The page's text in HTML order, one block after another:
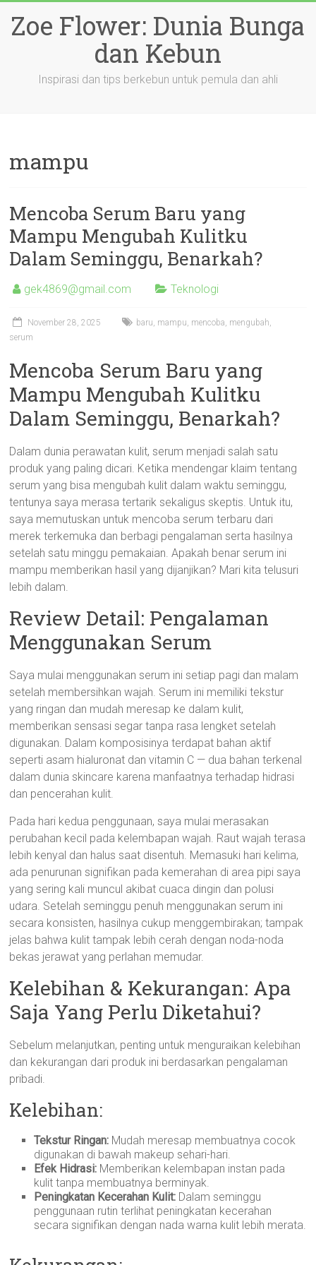
content
Zoe Flower: Dunia Bunga
dan Kebun
Inspirasi dan tips berkebun untuk pemula dan ahli
mampu
Mencoba Serum Baru yang
Mampu Mengubah Kulitku
Dalam Seminggu, Benarkah?
gek4869@gmail.com Teknologi
November 28, 2025 baru, mampu, mencoba, mengubah,
serum
Mencoba Serum Baru yang
Mampu Mengubah Kulitku
Dalam Seminggu, Benarkah?
Dalam dunia perawatan kulit, serum menjadi salah satu
produk yang paling dicari. Ketika mendengar klaim tentang
serum yang bisa mengubah kulit dalam waktu seminggu,
tentunya saya merasa tertarik sekaligus skeptis. Untuk itu,
saya memutuskan untuk mencoba serum terbaru dari
merek terkemuka dan berbagi pengalaman serta hasilnya
setelah satu minggu pemakaian. Apakah benar serum ini
mampu memberikan hasil yang dijanjikan? Mari kita telusuri
lebih dalam.
Review Detail: Pengalaman
Menggunakan Serum
Saya mulai menggunakan serum ini setiap pagi dan malam
setelah membersihkan wajah. Serum ini memiliki tekstur
yang ringan dan mudah meresap ke dalam kulit,
memberikan sensasi segar tanpa rasa lengket setelah
digunakan. Dalam komposisinya terdapat bahan aktif
seperti asam hialuronat dan vitamin C — dua bahan terkenal
dalam dunia skincare karena manfaatnya terhadap hidrasi
dan pencerahan kulit.
Pada hari kedua penggunaan, saya mulai merasakan
perubahan kecil pada kelembapan wajah. Raut wajah terasa
lebih kenyal dan halus saat disentuh. Memasuki hari kelima,
ada penurunan signifikan pada kemerahan di area pipi saya
yang sering kali muncul akibat cuaca dingin dan polusi
udara. Setelah seminggu penuh menggunakan serum ini
secara konsisten, hasilnya cukup menggembirakan; tampak
jelas bahwa kulit tampak lebih cerah dengan noda-noda
bekas jerawat yang perlahan memudar.
Kelebihan & Kekurangan: Apa
Saja Yang Perlu Diketahui?
Sebelum melanjutkan, penting untuk menguraikan kelebihan
dan kekurangan dari produk ini berdasarkan pengalaman
pribadi.
Kelebihan:
Tekstur Ringan: Mudah meresap membuatnya cocok
digunakan di bawah makeup sehari-hari.
Efek Hidrasi: Memberikan kelembapan instan pada
kulit tanpa membuatnya berminyak.
Peningkatan Kecerahan Kulit: Dalam seminggu
penggunaan rutin terlihat peningkatan kecerahan
secara signifikan dengan nada warna kulit lebih merata.